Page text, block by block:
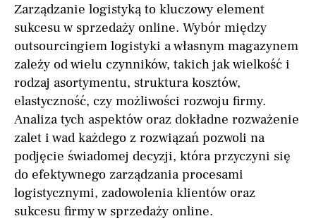
Zarządzanie logistyką to kluczowy element
sukcesu w sprzedaży online. Wybór między
outsourcingiem logistyki a własnym magazynem
zależy od wielu czynników, takich jak wielkość i
rodzaj asortymentu, struktura kosztów,
elastyczność, czy możliwości rozwoju firmy.
Analiza tych aspektów oraz dokładne rozważenie
zalet i wad każdego z rozwiązań pozwoli na
podjęcie świadomej decyzji, która przyczyni się
do efektywnego zarządzania procesami
logistycznymi, zadowolenia klientów oraz
sukcesu firmy w sprzedaży online.